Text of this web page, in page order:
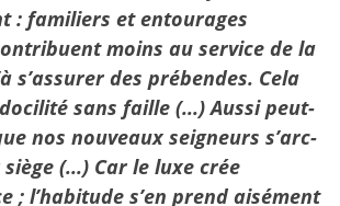
: familiers et entourages
moins au service de la
s’assurer des prébendes. Cela
sans faille (...) Aussi peut-
nos nouveaux seigneurs s’arc-
(...) Car le luxe crée
; l’habitude s’en prend aisément